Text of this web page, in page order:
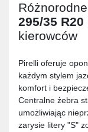
295/35 R20
kierowców
Pirelli oferuje
każdym stylem
komfort i
Centralne żebra
umożliwiając
zarysie litery "S"